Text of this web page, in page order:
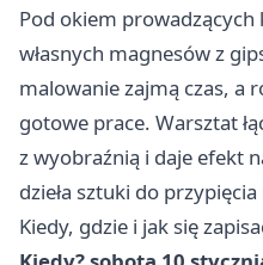
Pod okiem
własnych magnesów z
malowanie zajmą czas, a
gotowe prace. Warsztat
z wyobraźnią i daje efekt
dzieła sztuki do
Kiedy, gdzie i jak się